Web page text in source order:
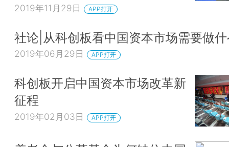
2019年11月29日 APP打开
社论|从科创板看中国资本市场需要做
2019年06月29日 APP打开
科创板开启中国资本市场改革新
征程
2019年02月03日 APP打开